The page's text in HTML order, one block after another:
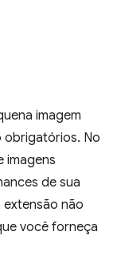
imagem
obrigatórios. No
imagens
de sua
não
você forneça